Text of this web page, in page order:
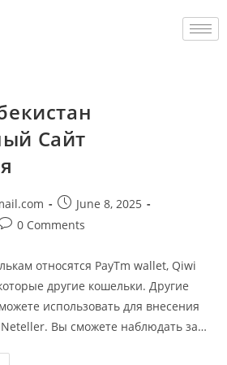
Сайт
June 8, 2025
0 Comments
относятся PayTm wallet, Qiwi
другие кошельки. Другие
использовать для внесения
Вы сможете наблюдать за…